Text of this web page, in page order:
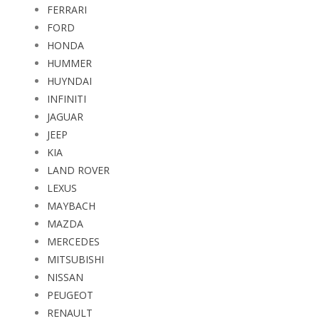
FERRARI
FORD
HONDA
HUMMER
HUYNDAI
INFINITI
JAGUAR
JEEP
KIA
LAND ROVER
LEXUS
MAYBACH
MAZDA
MERCEDES
MITSUBISHI
NISSAN
PEUGEOT
RENAULT